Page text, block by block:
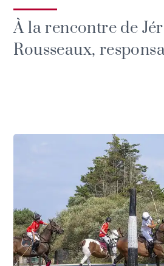
À la rencontre de
Rousseaux,